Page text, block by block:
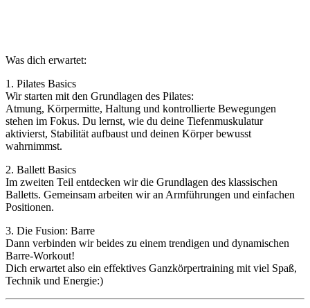
Was dich erwartet:
1. Pilates Basics
Wir starten mit den Grundlagen des Pilates:
Atmung, Körpermitte, Haltung und kontrollierte Bewegungen
stehen im Fokus. Du lernst, wie du deine Tiefenmuskulatur
aktivierst, Stabilität aufbaust und deinen Körper bewusst
wahrnimmst.
2. Ballett Basics
Im zweiten Teil entdecken wir die Grundlagen des klassischen
Balletts. Gemeinsam arbeiten wir an Armführungen und einfachen
Positionen.
3. Die Fusion: Barre
Dann verbinden wir beides zu einem trendigen und dynamischen
Barre-Workout!
Dich erwartet also ein effektives Ganzkörpertraining mit viel Spaß,
Technik und Energie:)